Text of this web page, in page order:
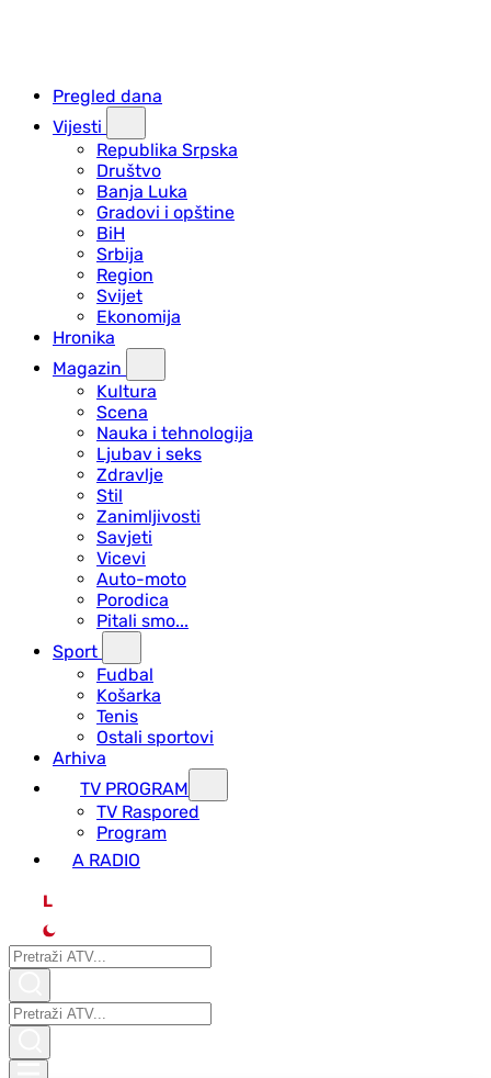
Pregled dana
Vijesti
Republika Srpska
Društvo
Banja Luka
Gradovi i opštine
BiH
Srbija
Region
Svijet
Ekonomija
Hronika
Magazin
Kultura
Scena
Nauka i tehnologija
Ljubav i seks
Zdravlje
Stil
Zanimljivosti
Savjeti
Vicevi
Auto-moto
Porodica
Pitali smo...
Sport
Fudbal
Košarka
Tenis
Ostali sportovi
Arhiva
TV PROGRAM
ТV Raspored
Program
A RADIO
L